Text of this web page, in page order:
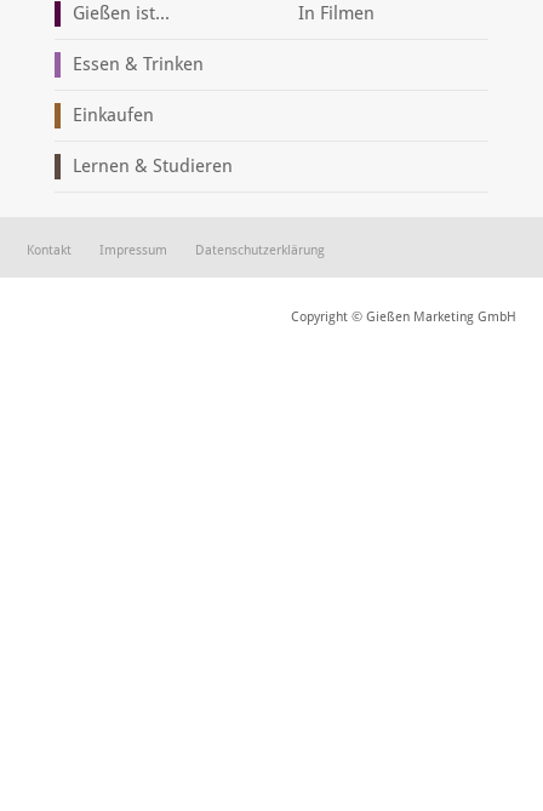
Gießen ist... In Filmen
Essen & Trinken
Einkaufen
Lernen & Studieren
Kontakt Impressum Datenschutzerklärung
Copyright © Gießen Marketing GmbH